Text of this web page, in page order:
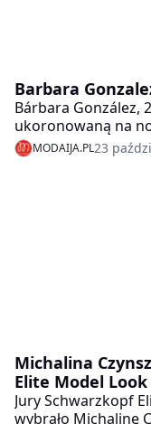
Barbara
Bárbara González,
ukoronowaną na
Royale Casting.
gwiazd, jak
MODAIJA.PL23
Michalina
Elite Model Look
Jury Schwarzkopf
wybrało Michalinę